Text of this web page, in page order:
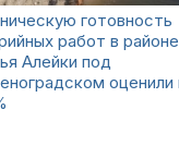
готовность
работ в районе
Алейки под
оценили